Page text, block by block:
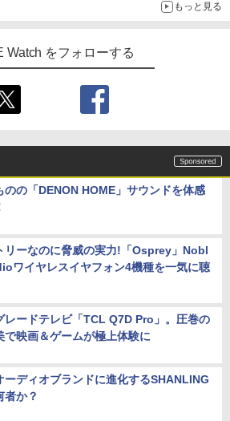
もっと見る
Watch をフォローする
のの「DENON HOME」サウンドを体感
リーなのに脅威の実力!「Osprey」Nobl
ワイヤレスイヤフォン4機種を一気に聴
レードテレビ「TCL Q7D Pro」。圧巻の
で映画＆ゲームが極上体験に
ーディオブランドに進化するSHANLING
者か？